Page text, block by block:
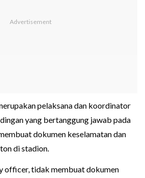
pelaksana dan koordinator
yang bertanggung jawab pada
dokumen keselamatan dan
di stadion.
officer, tidak membuat dokumen